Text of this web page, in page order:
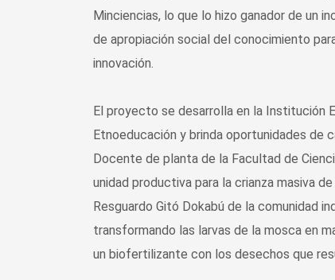
Minciencias, lo que lo hizo ganador de un
de apropiación social del conocimiento
innovación.
El proyecto se desarrolla en la Institución
Etnoeducación y brinda oportunidades de
Docente de planta de la Facultad de
unidad productiva para la crianza masiva
Resguardo Gitó Dokabú de la comunidad
transformando las larvas de la mosca en
un biofertilizante con los desechos que